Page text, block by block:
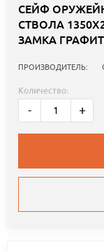
СЕЙФ
СТВОЛА
ЗАМКА
ПРОИЗВОДИТЕЛЬ:
Количество:
- +